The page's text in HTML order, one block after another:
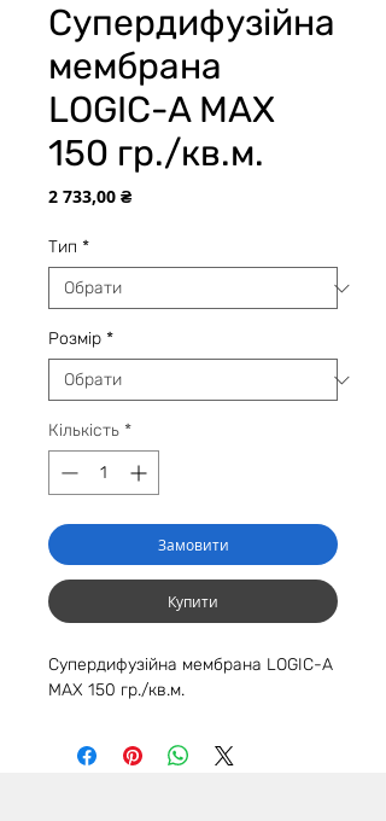
Супердифузійна
мембрана
LOGIC-A MAX
150 гр./кв.м.
2 733,00 ₴Ціна
Тип *
Розмір *
Кількість *
Замовити
Купити
Супердифузійна мембрана LOGIC-A
MAX 150 гр./кв.м.